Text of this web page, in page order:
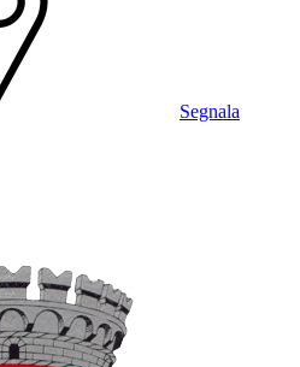
Segnala